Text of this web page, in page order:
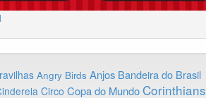
Angry Birds Anjos Bandeira do Brasil
Circo Copa do Mundo Corinthians